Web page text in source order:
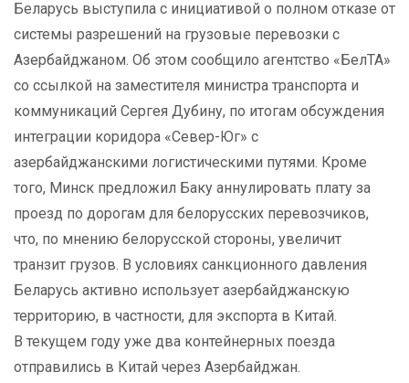
Беларусь выступила с инициативой о полном отказе от
системы разрешений на грузовые перевозки с
Азербайджаном. Об этом сообщило агентство «БелТА»
со ссылкой на заместителя министра транспорта и
коммуникаций Сергея Дубину, по итогам обсуждения
интеграции коридора «Север-Юг» с
азербайджанскими логистическими путями. Кроме
того, Минск предложил Баку аннулировать плату за
проезд по дорогам для белорусских перевозчиков,
что, по мнению белорусской стороны, увеличит
транзит грузов. В условиях санкционного давления
Беларусь активно использует азербайджанскую
территорию, в частности, для экспорта в Китай.
В текущем году уже два контейнерных поезда
отправились в Китай через Азербайджан.